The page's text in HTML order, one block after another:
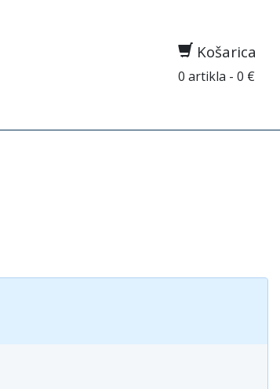
Košarica
0 artikla - 0 €